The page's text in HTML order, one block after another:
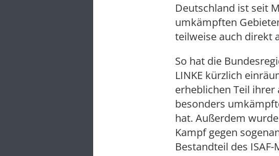
Deutschland ist seit
umkämpften
teilweise auch direkt
So hat die
LINKE kürzlich
erheblichen Teil ihrer
besonders
hat. Außerdem
Kampf gegen
Bestandteil des